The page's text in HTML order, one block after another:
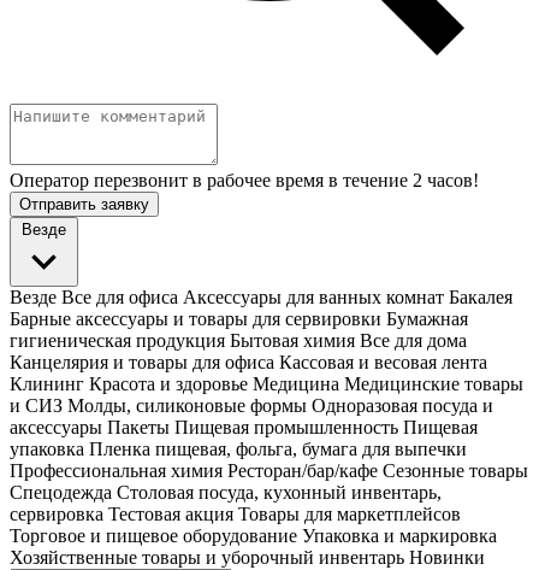
Оператор перезвонит в рабочее время в течение 2 часов!
Отправить заявку
Везде
Везде Все для офиса Аксессуары для ванных комнат Бакалея
Барные аксессуары и товары для сервировки Бумажная
гигиеническая продукция Бытовая химия Все для дома
Канцелярия и товары для офиса Кассовая и весовая лента
Клининг Красота и здоровье Медицина Медицинские товары
и СИЗ Молды, силиконовые формы Одноразовая посуда и
аксессуары Пакеты Пищевая промышленность Пищевая
упаковка Пленка пищевая, фольга, бумага для выпечки
Профессиональная химия Ресторан/бар/кафе Сезонные товары
Спецодежда Столовая посуда, кухонный инвентарь,
сервировка Тестовая акция Товары для маркетплейсов
Торговое и пищевое оборудование Упаковка и маркировка
Хозяйственные товары и уборочный инвентарь Новинки